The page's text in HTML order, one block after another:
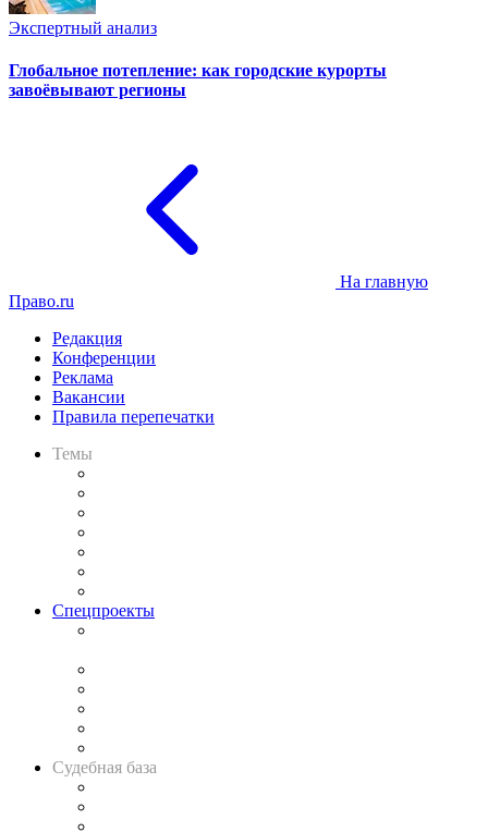
Экспертный анализ
Глобальное потепление: как городские курорты
завоёвывают регионы
На главную
Право.ru
Редакция
Конференции
Реклама
Вакансии
Правила перепечатки
Темы
Спецпроекты
Судебная база